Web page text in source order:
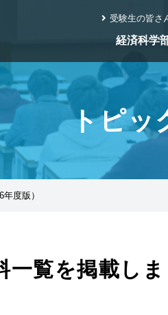
経済科学
受験生の皆さ
トピッ
度版）
覧を掲載し